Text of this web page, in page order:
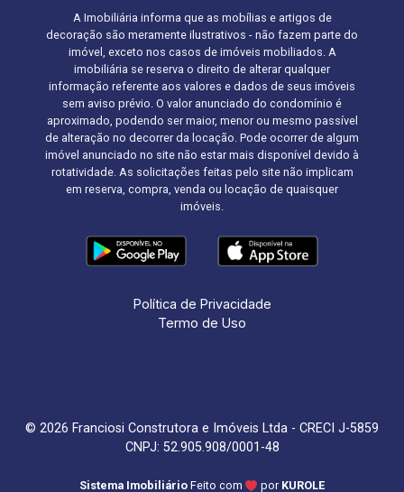
A Imobiliária informa que as mobílias e artigos de
decoração são meramente ilustrativos - não fazem parte do
imóvel, exceto nos casos de imóveis mobiliados. A
imobiliária se reserva o direito de alterar qualquer
informação referente aos valores e dados de seus imóveis
sem aviso prévio. O valor anunciado do condomínio é
aproximado, podendo ser maior, menor ou mesmo passível
de alteração no decorrer da locação. Pode ocorrer de algum
imóvel anunciado no site não estar mais disponível devido à
rotatividade. As solicitações feitas pelo site não implicam
em reserva, compra, venda ou locação de quaisquer
imóveis.
Política de Privacidade
Termo de Uso
© 2026 Franciosi Construtora e Imóveis Ltda - CRECI J-5859
CNPJ: 52.905.908/0001-48
Sistema Imobiliário Feito com por KUROLE